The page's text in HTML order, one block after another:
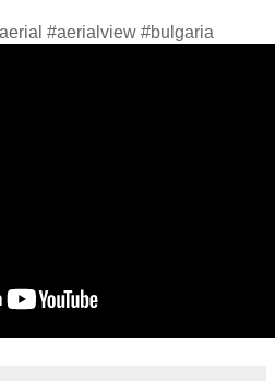
#aerialview #bulgaria